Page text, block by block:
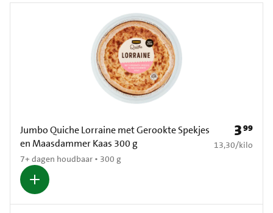
Jumbo Quiche Lorraine met Gerookte Spekjes
en Maasdammer Kaas 300 g
7+ dagen houdbaar • 300 g
Prijs: €
399
€ 13,30 per kilo
13,30/kilo